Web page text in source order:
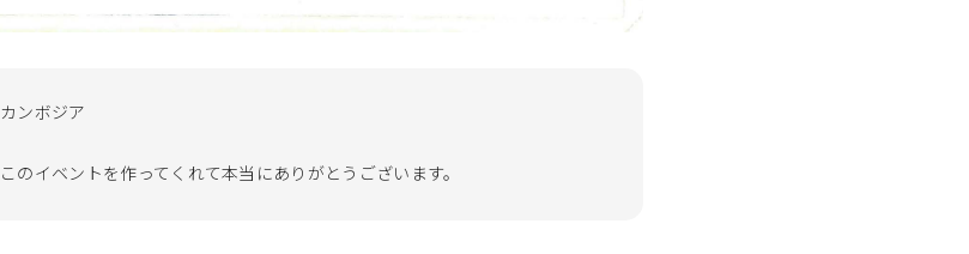
カンボジア
このイベントを作ってくれて本当にありがとうございます。